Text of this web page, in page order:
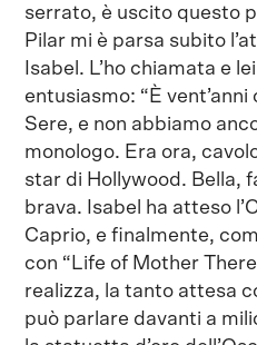
serrato, è uscito questo
Pilar mi è parsa subito
Isabel. L’ho chiamata e
entusiasmo: “È
Sere, e non abbiamo
monologo. Era ora,
star di Hollywood. Bella,
brava. Isabel ha atteso
Caprio, e finalmente,
con “Life of Mother
realizza, la tanto attesa
può parlare davanti a